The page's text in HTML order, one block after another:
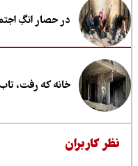
در حصار انگِ
خانه که رفت،
کاربران